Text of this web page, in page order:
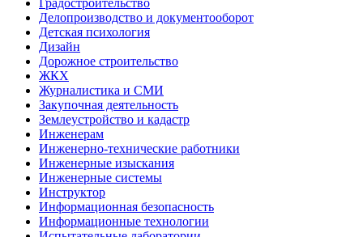
Градостроительство
Делопроизводство и документооборот
Детская психология
Дизайн
Дорожное строительство
ЖКХ
Журналистика и СМИ
Закупочная деятельность
Землеустройство и кадастр
Инженерам
Инженерно-технические работники
Инженерные изыскания
Инженерные системы
Инструктор
Информационная безопасность
Информационные технологии